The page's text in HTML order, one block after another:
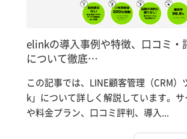
elinkの導入事例や特徴、口コミ・
について徹底…
この記事では、LINE顧客管理（CRM）
k」について詳しく解説しています。
や料金プラン、口コミ評判、導入...